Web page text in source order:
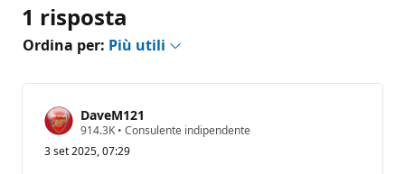
1 risposta
Ordina per: Più utili
DaveM121
914.3K P
n
• Consulente indipendente
3 set 2025, 07:29